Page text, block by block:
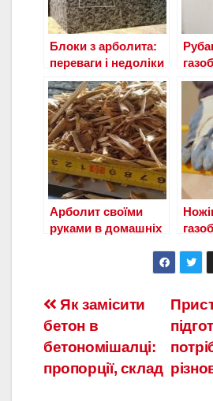
Блоки з арболита:
переваги і недоліки
та
Арболит своїми
руками в домашніх
Навигация
по
записям
Як замісити
бетон в
бетономішалці:
пропорції, склад